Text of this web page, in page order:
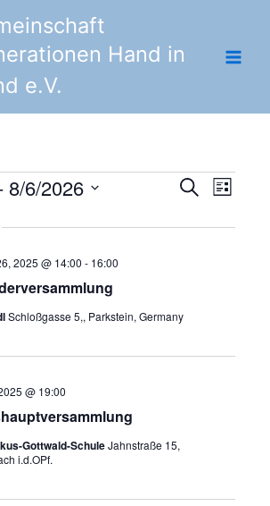
Hand in
e.V.
und
SucheListe
8/6/2026
2025 @ 14:00 - 16:00
Schloßgasse 5,, Parkstein, Germany
@ 19:00
Gottwald-SchuleJahnstraße 15,
i.d.OPf.